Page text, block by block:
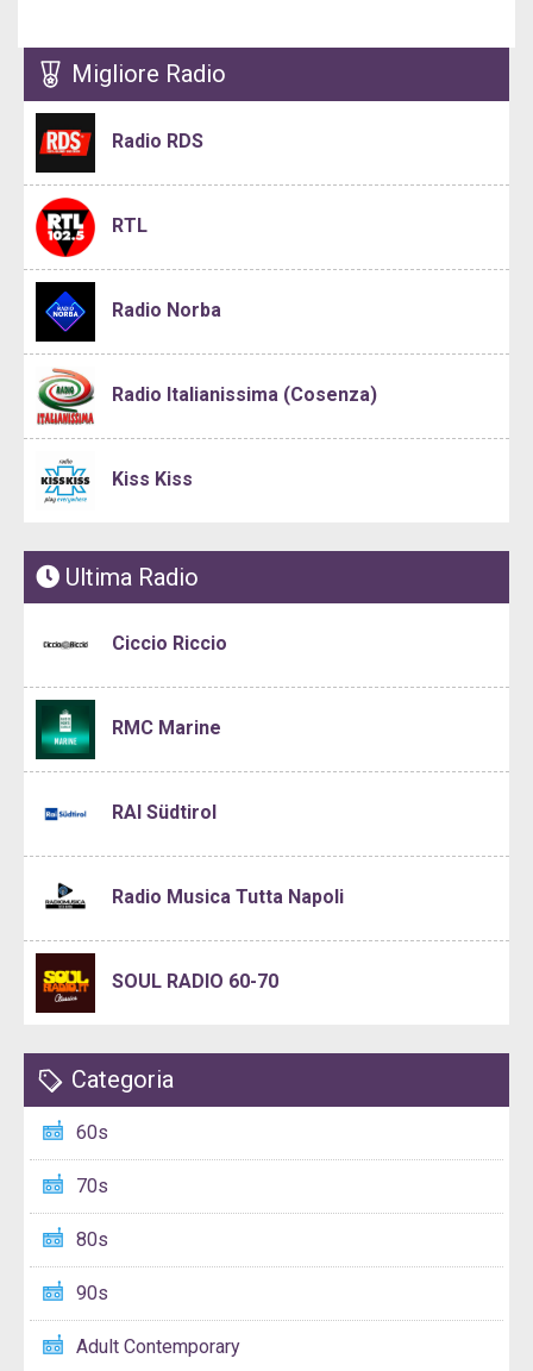
Migliore Radio
Radio RDS
RTL
Radio Norba
Radio Italianissima (Cosenza)
Kiss Kiss
Ultima Radio
Ciccio Riccio
RMC Marine
RAI Südtirol
Radio Musica Tutta Napoli
SOUL RADIO 60-70
Categoria
60s
70s
80s
90s
Adult Contemporary